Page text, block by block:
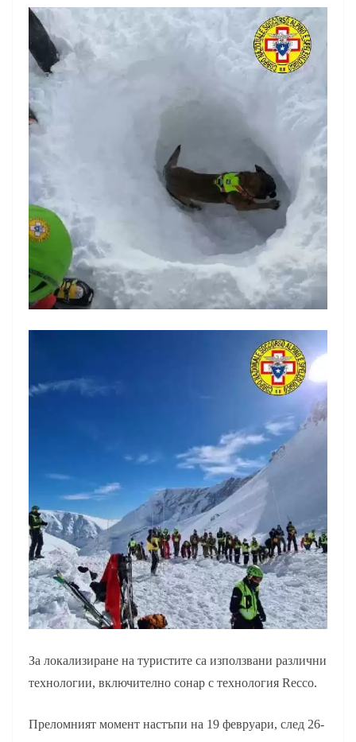
За локализиране на туристите са използвани различни
технологии, включително сонар с технология Recco.
Преломният момент настъпи на 19 февруари, след 26-